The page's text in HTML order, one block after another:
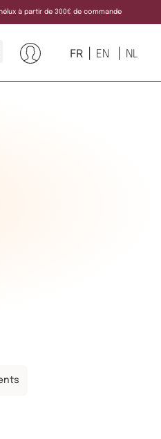
à partir de 300€ de commande
FR EN NL